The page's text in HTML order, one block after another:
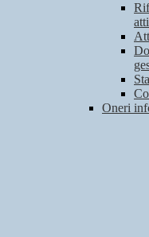
Oneri